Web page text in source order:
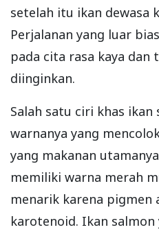
setelah itu ikan dewasa
Perjalanan yang luar
pada cita rasa kaya dan
diinginkan.
Salah satu ciri khas ikan
warnanya yang
yang makanan
memiliki warna merah
menarik karena pigmen
karotenoid. Ikan